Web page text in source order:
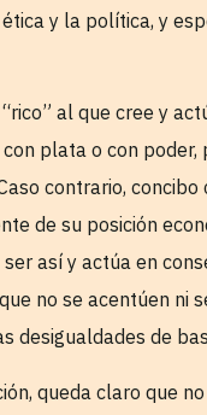
y la política, y
al que cree y
plata o con poder,
contrario, concibo
de su posición
así y actúa en
no se acentúen ni
desigualdades de
queda claro que